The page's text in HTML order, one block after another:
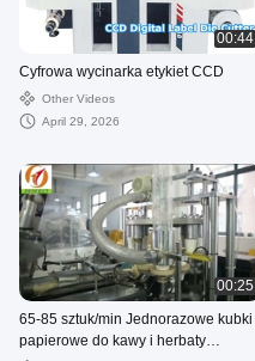
00:44
Cyfrowa wycinarka etykiet CCD
Other Videos
April 29, 2026
00:25
65-85 sztuk/min Jednorazowe kubki
papierowe do kawy i herbaty